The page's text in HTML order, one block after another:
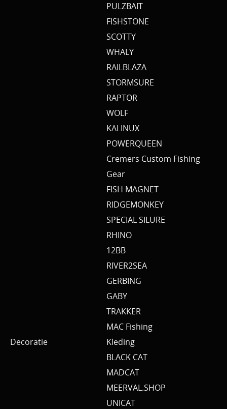
PULZBAIT
FISHSTONE
SCOTTY
WHALY
RAILBLAZA
STORMSURE
RAPTOR
WOLF
KALINUX
POWERQUEEN
Cremers Custom Fishing
Gear
FISH MAGNET
RIDGEMONKEY
SPECIAL SILURE
RHINO
12BB
RIVER2SEA
GERBING
GABY
TRAKKER
MAC Fishing
Decoratie
Kleding
BLACK CAT
MADCAT
MEERVAL.SHOP
UNICAT